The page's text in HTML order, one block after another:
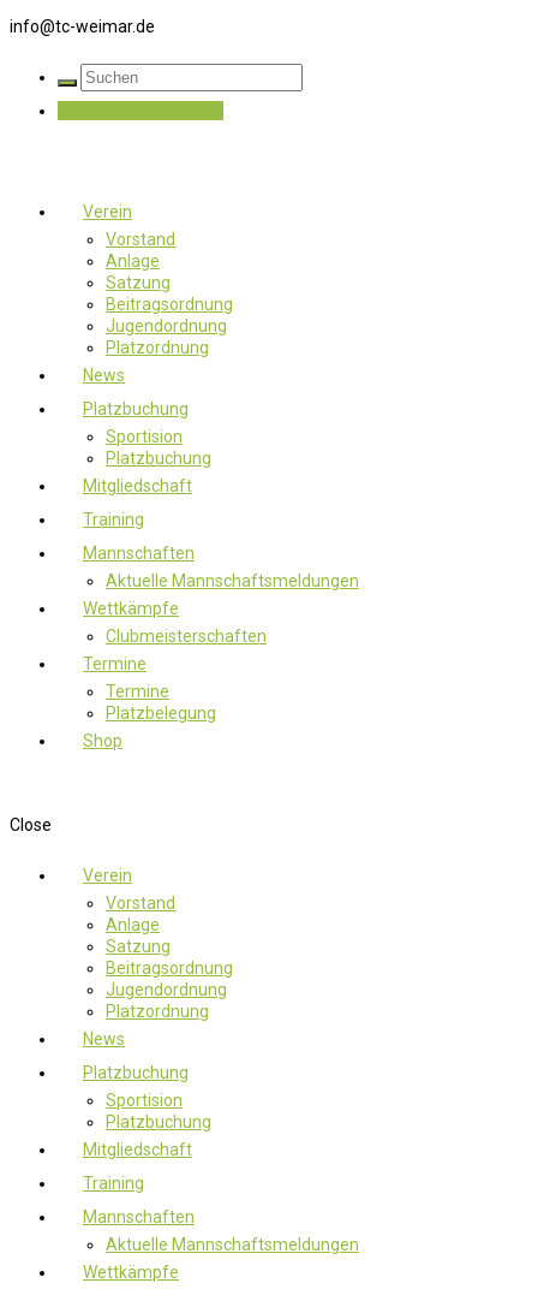
info@tc-weimar.de
Verein
Vorstand
Anlage
Satzung
Beitragsordnung
Jugendordnung
Platzordnung
News
Platzbuchung
Sportision
Platzbuchung
Mitgliedschaft
Training
Mannschaften
Aktuelle Mannschaftsmeldungen
Wettkämpfe
Clubmeisterschaften
Termine
Termine
Platzbelegung
Shop
Close
Verein
Vorstand
Anlage
Satzung
Beitragsordnung
Jugendordnung
Platzordnung
News
Platzbuchung
Sportision
Platzbuchung
Mitgliedschaft
Training
Mannschaften
Aktuelle Mannschaftsmeldungen
Wettkämpfe